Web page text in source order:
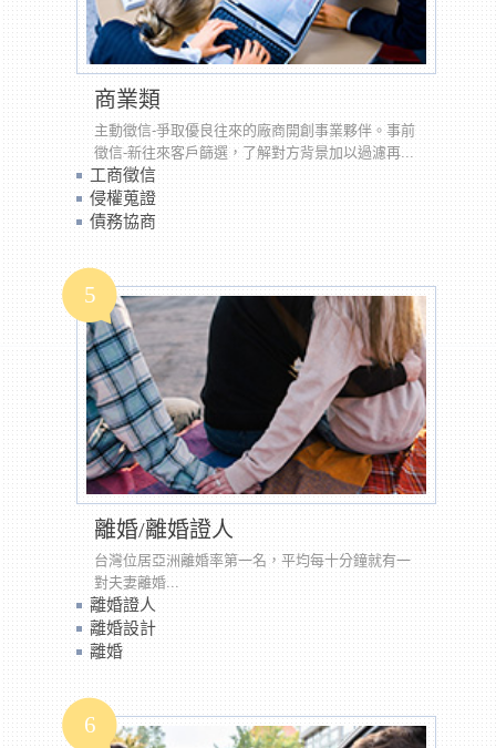
商業類
主動徵信-爭取優良往來的廠商開創事業夥伴。事前
徵信-新往來客戶篩選，了解對方背景加以過濾再...
工商徵信
侵權蒐證
債務協商
離婚/離婚證人
台灣位居亞洲離婚率第一名，平均每十分鐘就有一
對夫妻離婚...
5
離婚證人
離婚設計
離婚
6